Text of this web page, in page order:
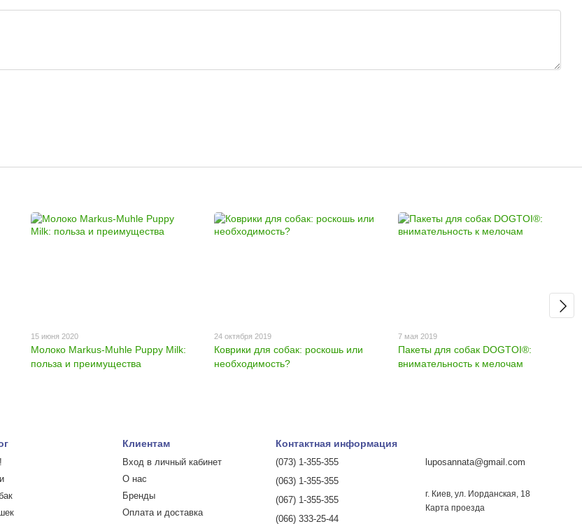
15 июня 2020
Молоко Markus-Muhle Puppy Milk:
польза и преимущества
24 октября 2019
Коврики для собак: роскошь или
необходимость?
7 мая 2019
Пакеты для собак DOGTOI®:
внимательность к мелочам
Клиентам
Вход в личный кабинет
О нас
Бренды
Оплата и доставка
Контактная информация
(073) 1-355-355
(063) 1-355-355
(067) 1-355-355
(066) 333-25-44
luposannata@gmail.com
г. Киев, ул. Иорданская, 18
Карта проезда